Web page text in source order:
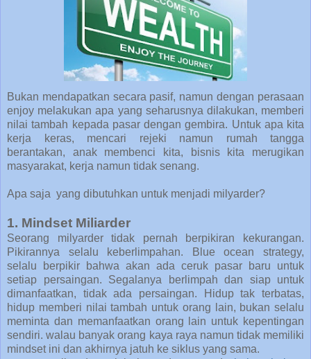
Bukan mendapatkan secara pasif, namun dengan perasaan
enjoy melakukan apa yang seharusnya dilakukan, memberi
nilai tambah kepada pasar dengan gembira. Untuk apa kita
kerja keras, mencari rejeki namun rumah tangga
berantakan, anak membenci kita, bisnis kita merugikan
masyarakat, kerja namun tidak senang.
Apa saja yang dibutuhkan untuk menjadi milyarder?
1. Mindset Miliarder
Seorang milyarder tidak pernah berpikiran kekurangan.
Pikirannya selalu keberlimpahan. Blue ocean strategy,
selalu berpikir bahwa akan ada ceruk pasar baru untuk
setiap persaingan. Segalanya berlimpah dan siap untuk
dimanfaatkan, tidak ada persaingan. Hidup tak terbatas,
hidup memberi nilai tambah untuk orang lain, bukan selalu
meminta dan memanfaatkan orang lain untuk kepentingan
sendiri. walau banyak orang kaya raya namun tidak memiliki
mindset ini dan akhirnya jatuh ke siklus yang sama.